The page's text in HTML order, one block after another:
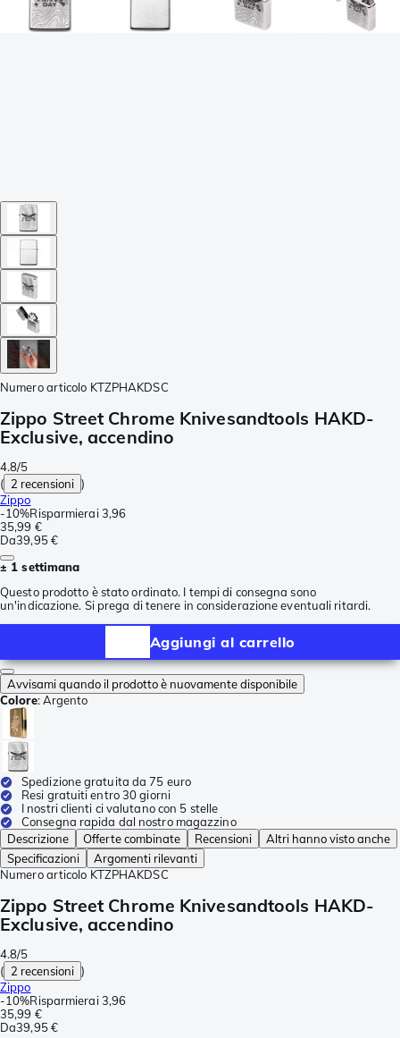
Numero articolo KTZPHAKDSC
Zippo Street Chrome Knivesandtools HAKD-
Exclusive, accendino
4.8/5
( 2 recensioni )
Zippo
-10%Risparmierai 3,96
35,99 €
Da39,95 €
± 1 settimana
Questo prodotto è stato ordinato. I tempi di consegna sono
un'indicazione. Si prega di tenere in considerazione eventuali ritardi.
Aggiungi al carrello
Avvisami quando il prodotto è nuovamente disponibile
Colore:Argento
Spedizione gratuita da 75 euro
Resi gratuiti entro 30 giorni
I nostri clienti ci valutano con 5 stelle
Consegna rapida dal nostro magazzino
Descrizione
Offerte combinate Recensioni
Altri hanno visto anche
Specificazioni
Argomenti rilevanti
Numero articolo KTZPHAKDSC
Zippo Street Chrome Knivesandtools HAKD-
Exclusive, accendino
4.8/5
( 2 recensioni )
Zippo
-10%Risparmierai 3,96
35,99 €
Da39,95 €